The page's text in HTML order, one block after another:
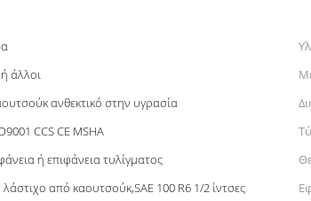
άλλοι
ανθεκτικό στην υγρασία
CCS CE MSHA
ή επιφάνεια τυλίγματος
από καουτσούκ,SAE 100 R6 1/2 ίντσες